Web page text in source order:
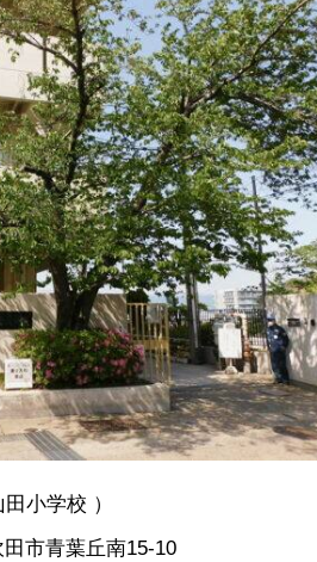
田小学校 ）
市青葉丘南15-10